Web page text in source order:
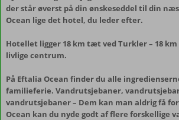
der står øverst på din ønskeseddel til din
Ocean lige det hotel, du leder efter.
Hotellet ligger 18 km tæt ved Turkler – 18
livlige centrum.
På Eftalia Ocean finder du alle
familieferie. Vandrutsjebaner,
vandrutsjebaner – Dem kan man aldrig få
Ocean kan du nyde godt af flere forskellige